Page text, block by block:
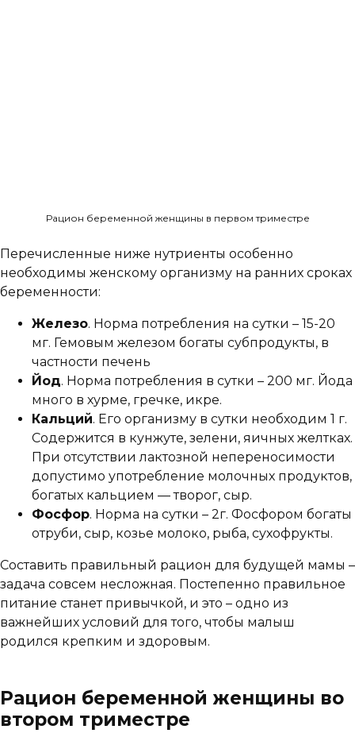
Рацион беременной женщины в первом триместре
Перечисленные ниже нутриенты особенно
необходимы женскому организму на ранних сроках
беременности:
Железо. Норма потребления на сутки – 15-20
мг. Гемовым железом богаты субпродукты, в
частности печень
Йод. Норма потребления в сутки – 200 мг. Йода
много в хурме, гречке, икре.
Кальций. Его организму в сутки необходим 1 г.
Содержится в кунжуте, зелени, яичных желтках.
При отсутствии лактозной непереносимости
допустимо употребление молочных продуктов,
богатых кальцием — творог, сыр.
Фосфор. Норма на сутки – 2г. Фосфором богаты
отруби, сыр, козье молоко, рыба, сухофрукты.
Составить правильный рацион для будущей мамы –
задача совсем несложная. Постепенно правильное
питание станет привычкой, и это – одно из
важнейших условий для того, чтобы малыш
родился крепким и здоровым.
Рацион беременной женщины во
втором триместре